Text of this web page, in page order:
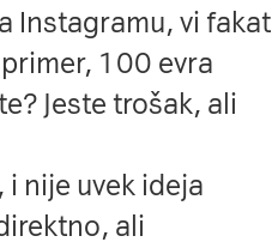
Instagramu, vi fakat
100 evra
Jeste trošak, ali
nije uvek ideja
ali